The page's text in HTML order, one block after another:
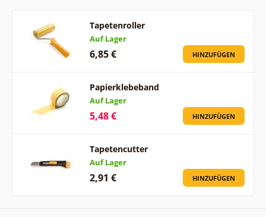
Tapetenroller
Auf Lager
6,85 € HINZUFÜGEN
Papierklebeband
Auf Lager
5,48 € HINZUFÜGEN
Tapetencutter
Auf Lager
2,91 € HINZUFÜGEN